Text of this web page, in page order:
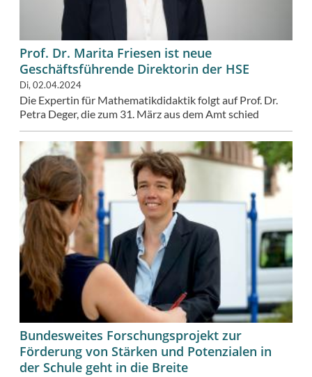
Prof. Dr. Marita Friesen ist neue
Geschäftsführende Direktorin der HSE
Di, 02.04.2024
Die Expertin für Mathematikdidaktik folgt auf Prof. Dr.
Petra Deger, die zum 31. März aus dem Amt schied
Bundesweites Forschungsprojekt zur
Förderung von Stärken und Potenzialen in
der Schule geht in die Breite